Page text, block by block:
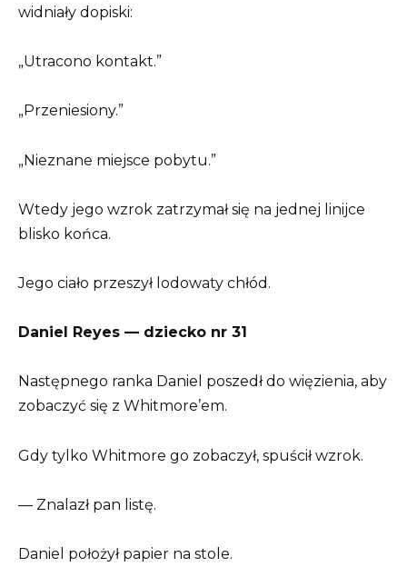
widniały dopiski:
„Utracono kontakt.”
„Przeniesiony.”
„Nieznane miejsce pobytu.”
Wtedy jego wzrok zatrzymał się na jednej linijce
blisko końca.
Jego ciało przeszył lodowaty chłód.
Daniel Reyes — dziecko nr 31
Następnego ranka Daniel poszedł do więzienia, aby
zobaczyć się z Whitmore’em.
Gdy tylko Whitmore go zobaczył, spuścił wzrok.
— Znalazł pan listę.
Daniel położył papier na stole.